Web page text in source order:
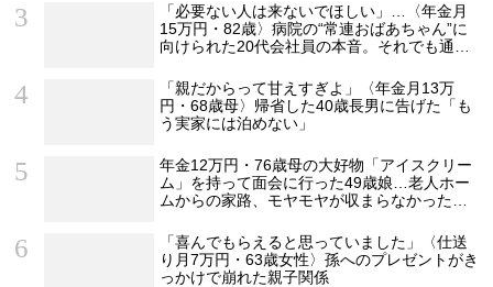
「必要ない人は来ないでほしい」…〈年金月
15万円・82歳〉病院の“常連おばあちゃん”に
向けられた20代会社員の本音。それでも通い
「親だからって甘えすぎよ」〈年金月13万
円・68歳母〉帰省した40歳長男に告げた「も
う実家には泊めない」
年金12万円・76歳母の大好物「アイスクリー
ム」を持って面会に行った49歳娘…老人ホー
ムからの家路、モヤモヤが収まらなかったワ
「喜んでもらえると思っていました」〈仕送
り月7万円・63歳女性〉孫へのプレゼントがき
っかけで崩れた親子関係